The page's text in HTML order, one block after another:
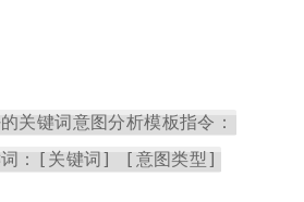
关键词意图分析模板指令：
词：[关键词] [意图类型]